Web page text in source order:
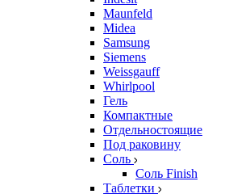
Maunfeld
Midea
Samsung
Siemens
Weissgauff
Whirlpool
Гель
Компактные
Отдельностоящие
Под раковину
Соль
Соль Finish
Таблетки